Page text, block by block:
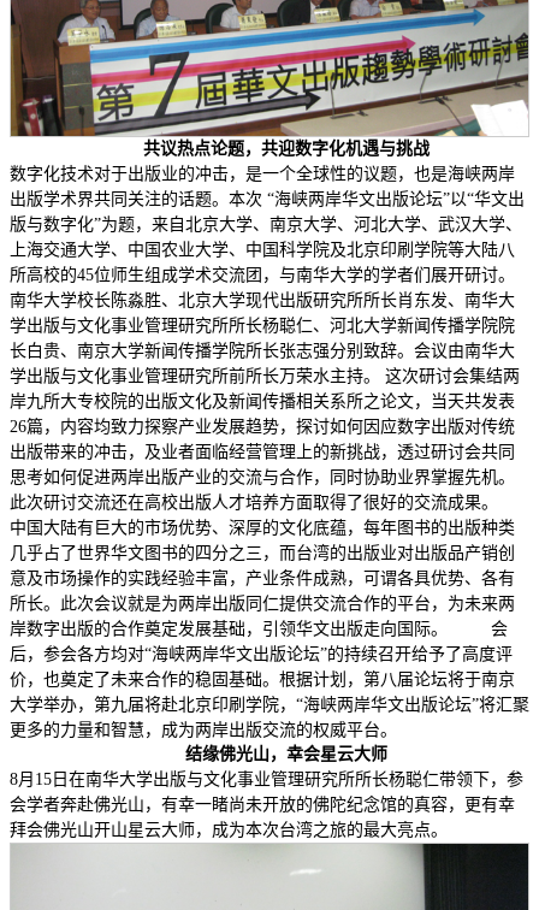
共议热点论题，共迎数字化机遇与挑战
数字化技术对于出版业的冲击，是一个全球性的议题，也是海峡两岸
出版学术界共同关注的话题。本次 “海峡两岸华文出版论坛”以“华文出
版与数字化”为题，来自北京大学、南京大学、河北大学、武汉大学、
上海交通大学、中国农业大学、中国科学院及北京印刷学院等大陆八
所高校的45位师生组成学术交流团，与南华大学的学者们展开研讨。
南华大学校长陈淼胜、北京大学现代出版研究所所长肖东发、南华大
学出版与文化事业管理研究所所长杨聪仁、河北大学新闻传播学院院
长白贵、南京大学新闻传播学院所长张志强分别致辞。会议由南华大
学出版与文化事业管理研究所前所长万荣水主持。 这次研讨会集结两
岸九所大专校院的出版文化及新闻传播相关系所之论文，当天共发表
26篇，内容均致力探察产业发展趋势，探讨如何因应数字出版对传统
出版带来的冲击，及业者面临经营管理上的新挑战，透过研讨会共同
思考如何促进两岸出版产业的交流与合作，同时协助业界掌握先机。
此次研讨交流还在高校出版人才培养方面取得了很好的交流成果。
中国大陆有巨大的市场优势、深厚的文化底蕴，每年图书的出版种类
几乎占了世界华文图书的四分之三，而台湾的出版业对出版品产销创
意及市场操作的实践经验丰富，产业条件成熟，可谓各具优势、各有
所长。此次会议就是为两岸出版同仁提供交流合作的平台，为未来两
岸数字出版的合作奠定发展基础，引领华文出版走向国际。 会
后，参会各方均对“海峡两岸华文出版论坛”的持续召开给予了高度评
价，也奠定了未来合作的稳固基础。根据计划，第八届论坛将于南京
大学举办，第九届将赴北京印刷学院，“海峡两岸华文出版论坛”将汇聚
更多的力量和智慧，成为两岸出版交流的权威平台。
结缘佛光山，幸会星云大师
8月15日在南华大学出版与文化事业管理研究所所长杨聪仁带领下，参
会学者奔赴佛光山，有幸一睹尚未开放的佛陀纪念馆的真容，更有幸
拜会佛光山开山星云大师，成为本次台湾之旅的最大亮点。